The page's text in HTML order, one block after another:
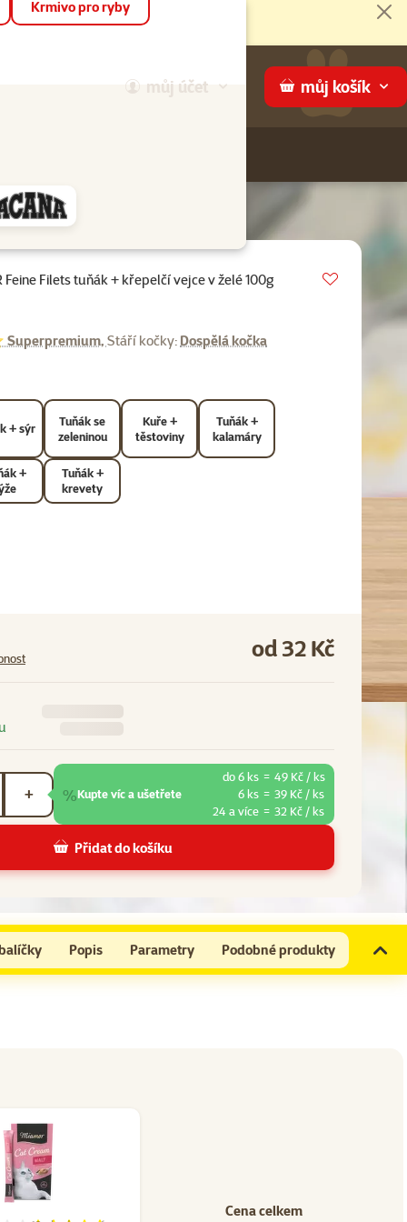
můj účet můj košík
Krmivo pro ryby
Feine Filets tuňák + křepelčí vejce v želé 100g
Stáří kočky: Dospělá kočka
+ sýr
Tuňák se
zeleninou
Kuře +
těstoviny
Tuňák +
kalamáry
+
Tuňák +
krevety
od 32 Kč
+ %Kupte víc a ušetřete
do 6 ks = 49 Kč / ks
6 ks = 39 Kč / ks
24 a více = 32 Kč / ks
Přidat do košíku
Popis Parametry Podobné produkty
Cena celkem